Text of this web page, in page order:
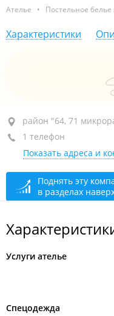
Ателье • Постельное белье
Характеристики
район "64, 71
+7 924 134-13-23
сегодня закрыто
район "64, 71
1 телефон
Показать адреса и
Поднять эту
в разделах
Услуги ателье
Спецодежда